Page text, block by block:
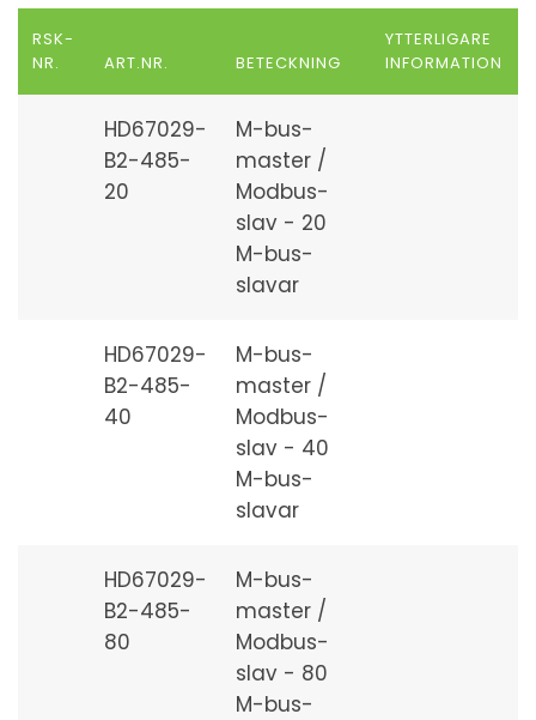
RSK-
NR.
ART.NR. BETECKNING
YTTERLIGARE
INFORMATION
HD67029-
B2-485-
20
M-bus-
master /
Modbus-
slav - 20
M-bus-
slavar
HD67029-
B2-485-
40
M-bus-
master /
Modbus-
slav - 40
M-bus-
slavar
HD67029-
B2-485-
80
M-bus-
master /
Modbus-
slav - 80
M-bus-